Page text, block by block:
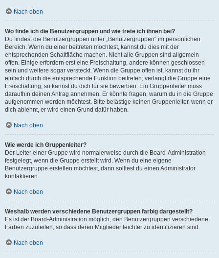
Nach oben
Wo finde ich die Benutzergruppen und wie trete ich ihnen bei?
Du findest die Benutzergruppen unter „Benutzergruppen“ im persönlichen
Bereich. Wenn du einer beitreten möchtest, kannst du dies mit der
entsprechenden Schaltfläche machen. Nicht alle Gruppen sind allgemein
offen. Einige erfordern erst eine Freischaltung, andere können geschlossen
sein und weitere sogar versteckt. Wenn die Gruppe offen ist, kannst du ihr
einfach durch die entsprechende Funktion beitreten; verlangt die Gruppe eine
Freischaltung, so kannst du dich für sie bewerben. Ein Gruppenleiter muss
daraufhin deinen Antrag annehmen. Er könnte fragen, warum du in die Gruppe
aufgenommen werden möchtest. Bitte belästige keinen Gruppenleiter, wenn er
dich ablehnt, er wird einen Grund dafür haben.
Nach oben
Wie werde ich Gruppenleiter?
Der Leiter einer Gruppe wird normalerweise durch die Board-Administration
festgelegt, wenn die Gruppe erstellt wird. Wenn du eine eigene
Benutzergruppe erstellen möchtest, dann solltest du einen Administrator
kontaktieren.
Nach oben
Weshalb werden verschiedene Benutzergruppen farbig dargestellt?
Es ist der Board-Administration möglich, den Benutzergruppen verschiedene
Farben zuzuteilen, so dass deren Mitglieder leichter zu identifizieren sind.
Nach oben